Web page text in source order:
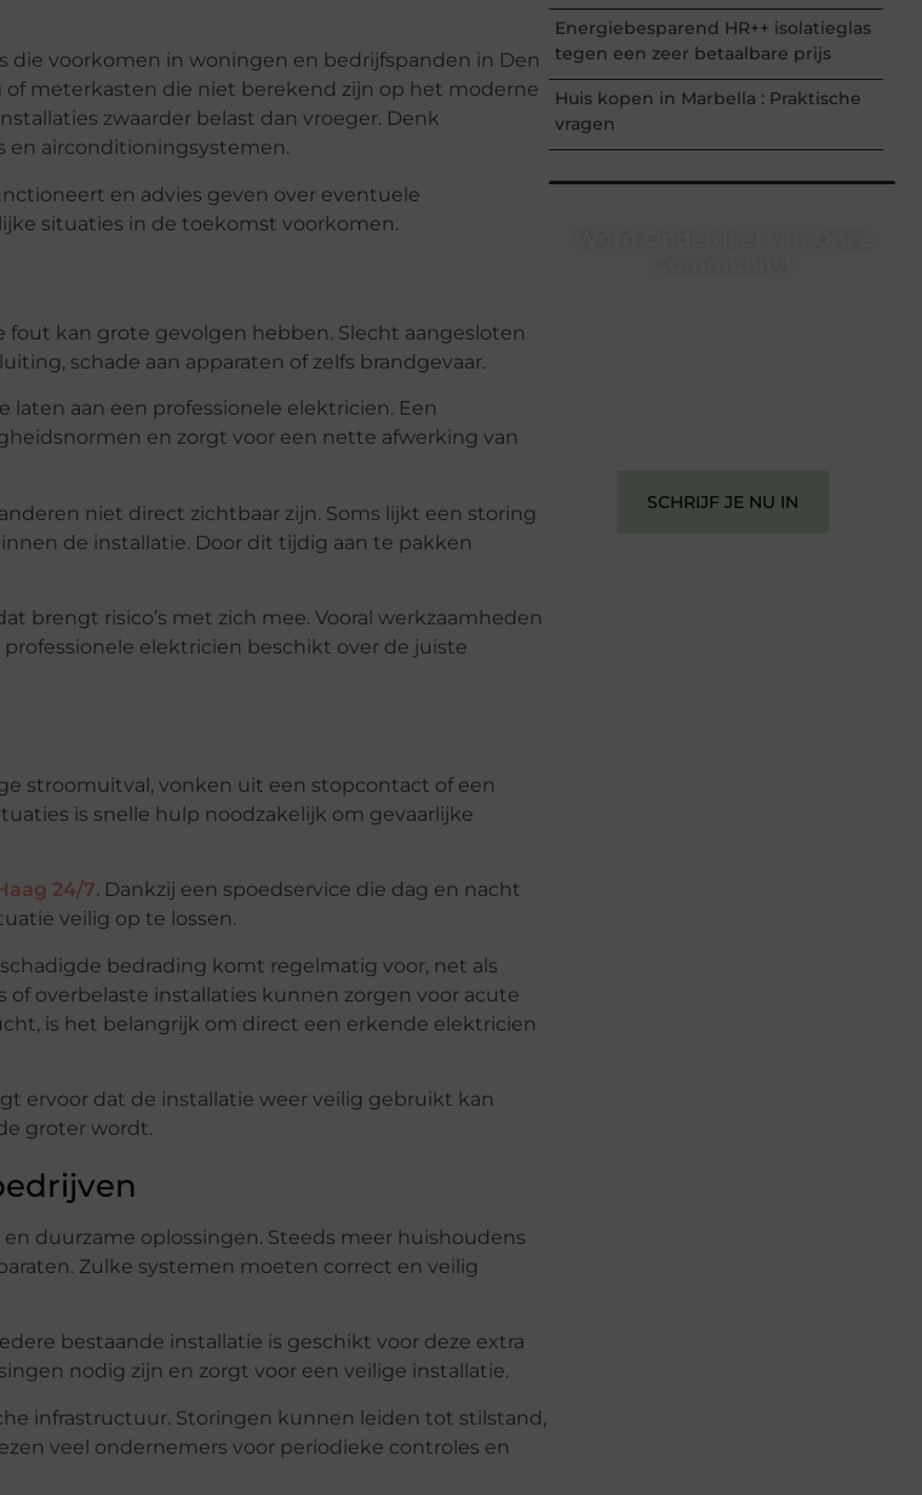
die voorkomen in woningen en bedrijfspanden in Den
meterkasten die niet berekend zijn op het moderne
zwaarder belast dan vroeger. Denk
en airconditioningsystemen.
en advies geven over eventuele
situaties in de toekomst voorkomen.
fout kan grote gevolgen hebben. Slecht aangesloten
schade aan apparaten of zelfs brandgevaar.
aan een professionele elektricien. Een
en zorgt voor een nette afwerking van
niet direct zichtbaar zijn. Soms lijkt een storing
de installatie. Door dit tijdig aan te pakken
brengt risico’s met zich mee. Vooral werkzaamheden
elektricien beschikt over de juiste
stroomuitval, vonken uit een stopcontact of een
is snelle hulp noodzakelijk om gevaarlijke
24/7. Dankzij een spoedservice die dag en nacht
veilig op te lossen.
bedrading komt regelmatig voor, net als
overbelaste installaties kunnen zorgen voor acute
is het belangrijk om direct een erkende elektricien
ervoor dat de installatie weer veilig gebruikt kan
groter wordt.
duurzame oplossingen. Steeds meer huishoudens
Zulke systemen moeten correct en veilig
bestaande installatie is geschikt voor deze extra
nodig zijn en zorgt voor een veilige installatie.
infrastructuur. Storingen kunnen leiden tot stilstand,
veel ondernemers voor periodieke controles en
Energiebesparend HR++ isolatieglas
tegen een zeer betaalbare prijs
Huis kopen in Marbella : Praktische
vragen
SCHRIJF JE NU IN